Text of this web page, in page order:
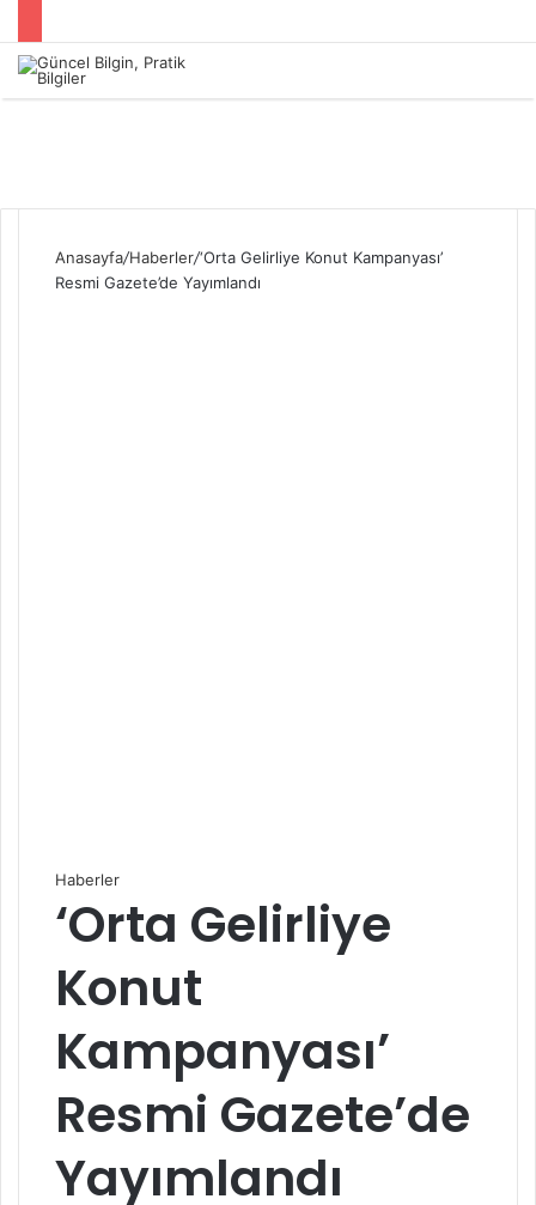
Anasayfa/Haberler/‘Orta Gelirliye Konut Kampanyası’
Resmi Gazete’de Yayımlandı
Haberler
‘Orta Gelirliye
Konut
Kampanyası’
Resmi Gazete’de
Yayımlandı